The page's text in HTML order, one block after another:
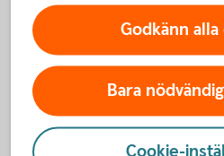
Vilka banker kan
I dagsläget går det att lägga
hos dessa banker:
Handelsbanken
ICA Banken
Godkänn
Bara
Cookie-